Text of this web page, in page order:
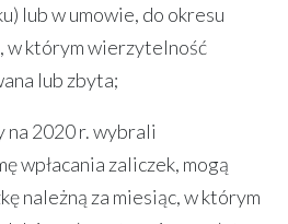
lub w umowie, do okresu
w którym wierzytelność
lub zbyta;
na 2020 r. wybrali
wpłacania zaliczek, mogą
należną za miesiąc, w którym